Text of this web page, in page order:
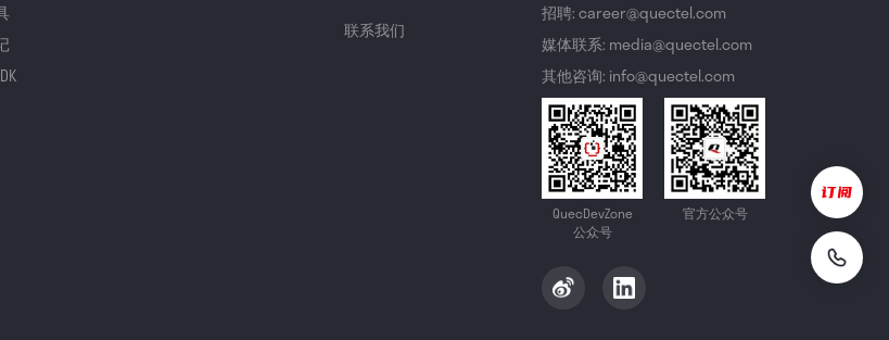
联系我们
招聘: career@quectel.com
媒体联系: media@quectel.com
其他咨询: info@quectel.com
QuecDevZone
公众号
官方公众号